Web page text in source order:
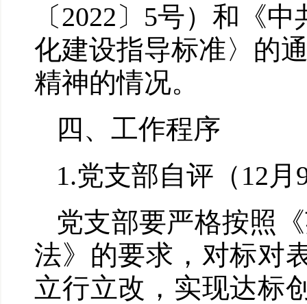
〔2022〕5号）和《
化建设指导标准〉的
精神的情况。
四、工作程序
1.党支部自评（12
党支部要严格按照
法》的要求，对标对
立行立改，实现达标